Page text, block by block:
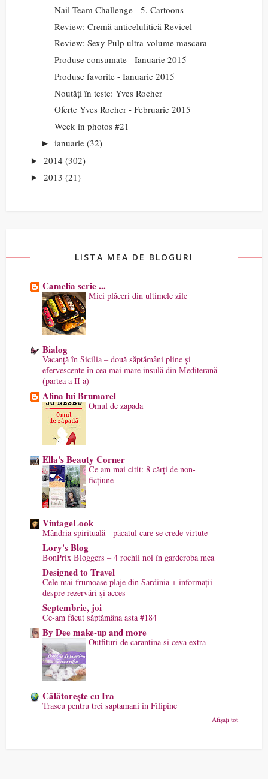
Nail Team Challenge - 5. Cartoons
Review: Cremă anticelulitică Revicel
Review: Sexy Pulp ultra-volume mascara
Produse consumate - Ianuarie 2015
Produse favorite - Ianuarie 2015
Noutăți în teste: Yves Rocher
Oferte Yves Rocher - Februarie 2015
Week in photos #21
► ianuarie (32)
► 2014 (302)
► 2013 (21)
LISTA MEA DE BLOGURI
Camelia scrie ...
Mici plăceri din ultimele zile
Bialog
Vacanță în Sicilia – două săptămâni pline și
efervescente în cea mai mare insulă din Mediterană
(partea a II a)
Alina lui Brumarel
Omul de zapada
Ella's Beauty Corner
Ce am mai citit: 8 cărți de non-
ficțiune
VintageLook
Mândria spirituală - păcatul care se crede virtute
Lory's Blog
BonPrix Bloggers – 4 rochii noi în garderoba mea
Designed to Travel
Cele mai frumoase plaje din Sardinia + informații
despre rezervări și acces
Septembrie, joi
Ce-am făcut săptămâna asta #184
By Dee make-up and more
Outfituri de carantina si ceva extra
Călătorește cu Ira
Traseu pentru trei saptamani in Filipine
Afișați tot